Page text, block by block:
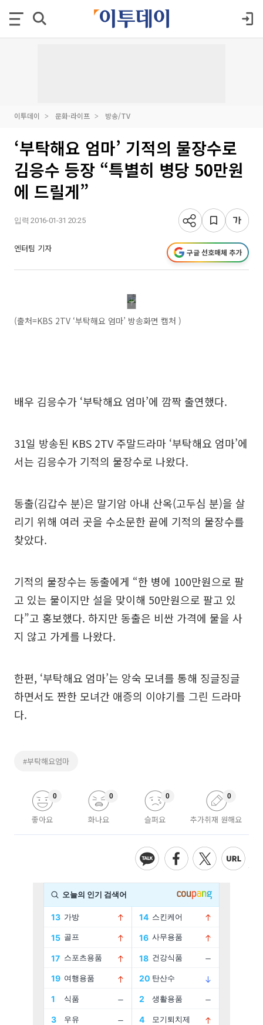
이투데이 문화·라이프 방송/TV
‘부탁해요 엄마’ 기적의 물장수로
김응수 등장 “특별히 병당 50만원
에 드릴게”
입력 2016-01-31 20:25
엔터팀 기자 구글 선호매체 추가
(출처=KBS 2TV ‘부탁해요 엄마’ 방송화면 캡처 )
배우 김응수가 ‘부탁해요 엄마’에 깜짝 출연했다.
31일 방송된 KBS 2TV 주말드라마 ‘부탁해요 엄마’에
서는 김응수가 기적의 물장수로 나왔다.
동출(김갑수 분)은 말기암 아내 산옥(고두심 분)을 살
리기 위해 여러 곳을 수소문한 끝에 기적의 물장수를
찾았다.
기적의 물장수는 동출에게 “한 병에 100만원으로 팔
고 있는 물이지만 설을 맞이해 50만원으로 팔고 있
다”고 홍보했다. 하지만 동출은 비싼 가격에 물을 사
지 않고 가게를 나왔다.
한편, ‘부탁해요 엄마’는 앙숙 모녀를 통해 징글징글
하면서도 짠한 모녀간 애증의 이야기를 그린 드라마
다.
#부탁해요엄마
좋아요
0
화나요
0
슬퍼요
0
추가취재 원해요
0